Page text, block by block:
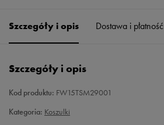
M Powiadom o dostępności
Szczegóły i opis Dostawa i płatność
Szczegóły i opis
Kod produktu: FW15TSM29001
Kategoria: Koszulki